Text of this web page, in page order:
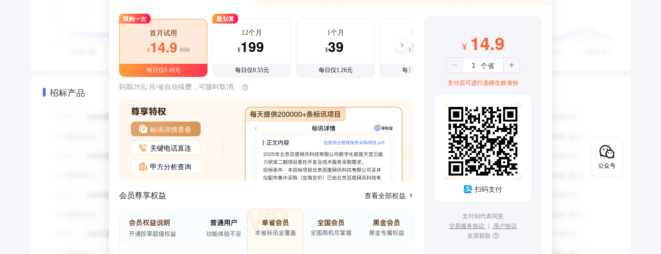
招标产品
限购一次
首月试用
¥14.9 ¥39
每日仅0.48元
最划算
12个月
¥199
每日仅0.55元
1个月
¥39
每日仅1.26元
3个月
¥99
每日仅1.08元
到期29元/月/省自动续费，可随时取消。
标讯详情查看
关键电话直连
甲方分析查询
会员尊享权益 查看全部权益
¥ 14.9
支付后可进行选择生效省份
扫码支付
支付则代表同意
交易服务协议 ｜ 用户协议
发票获取
公众号